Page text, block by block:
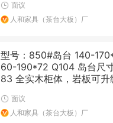
面议
人和家具（茶台大板）厂
型号：850#岛台 140-
60-190*72 Q104 岛台尺
83 全实木柜体，岩板可升
面议
人和家具（茶台大板）厂